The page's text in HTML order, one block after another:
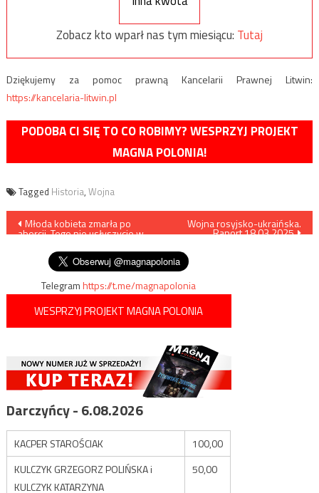
Zobacz kto wparł nas tym miesiącu: Tutaj
Dziękujemy za pomoc prawną Kancelarii Prawnej Litwin:
https://kancelaria-litwin.pl
PODOBA CI SIĘ TO CO ROBIMY? WESPRZYJ PROJEKT
MAGNA POLONIA!
Tagged Historia, Wojna
Nawigacja
wpisu
Młoda kobieta zmarła po
aborcji. Tego nie usłyszycie w
Wojna rosyjsko-ukraińska.
Raport 18.03.2025
Telegramhttps://t.me/magnapolonia
WESPRZYJ PROJEKT MAGNA POLONIA
Darczyńcy - 6.08.2026
KACPER STAROŚCIAK
100,00
KULCZYK GRZEGORZ POLIŃSKA i
KULCZYK KATARZYNA
50,00